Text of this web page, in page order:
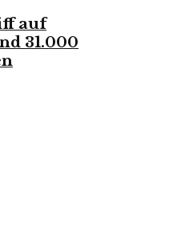
auf
31.000